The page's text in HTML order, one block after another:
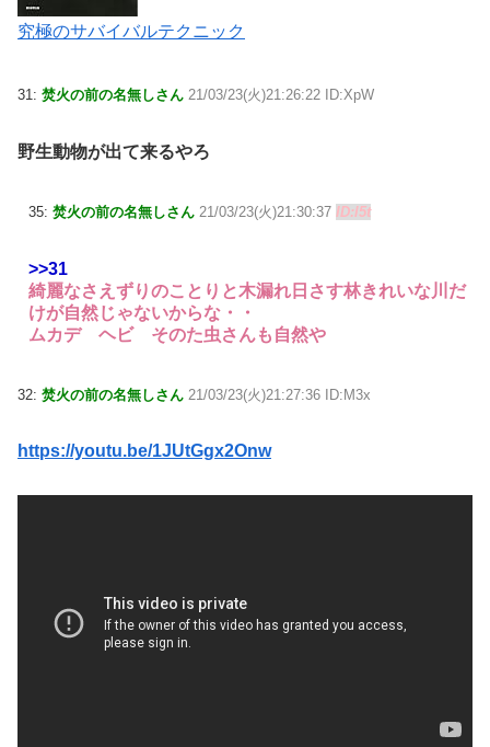
究極のサバイバルテクニック
31: 焚火の前の名無しさん 21/03/23(火)21:26:22 ID:XpW
野生動物が出て来るやろ
35: 焚火の前の名無しさん 21/03/23(火)21:30:37 ID:l5t
>>31
綺麗なさえずりのことりと木漏れ日さす林きれいな川だ
けが自然じゃないからな・・
ムカデ ヘビ そのた虫さんも自然や
32: 焚火の前の名無しさん 21/03/23(火)21:27:36 ID:M3x
https://youtu.be/1JUtGgx2Onw